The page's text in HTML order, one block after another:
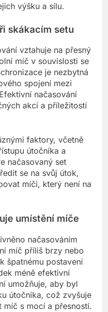
výšku a sílu.
skákacím setu
vztahuje na přesný
míč v souvislosti se
je nezbytná
spojení mezi
načasování
akcí a příležitostí
faktory, včetně
útočníka a
načasovaný set
se na svůj útok,
míči, který není na
umístění míče
načasováním
míč příliš brzy nebo
špatnému postavení
méně efektivní
umožňuje, aby byl
útočníka, což zvyšuje
míč s mocí a přesností.